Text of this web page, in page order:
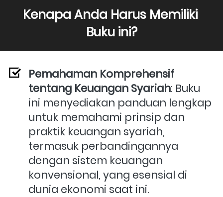
Kenapa Anda Harus Memiliki
Buku ini?
Pemahaman Komprehensif
tentang Keuangan Syariah: Buku
ini menyediakan panduan lengkap
untuk memahami prinsip dan
praktik keuangan syariah,
termasuk perbandingannya
dengan sistem keuangan
konvensional, yang esensial di
dunia ekonomi saat ini.